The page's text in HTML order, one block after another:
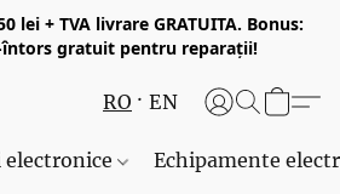
lei + TVA livrare GRATUITA. Bonus:
gratuit pentru reparații!
RO EN
electronice Echipamente